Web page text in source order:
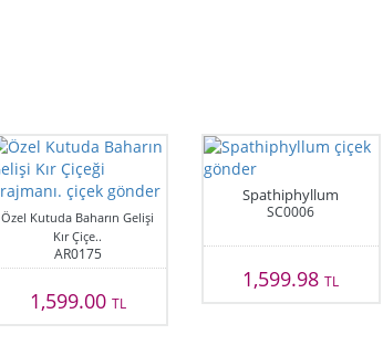
Özel Kutuda Baharın Gelişi
Kır Çiçe..
AR0175
1,599.00 TL
Spathiphyllum
SC0006
1,599.98TL